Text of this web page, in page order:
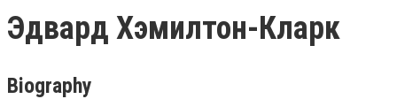
Эдвард Хэмилтон-Кларк
Biography